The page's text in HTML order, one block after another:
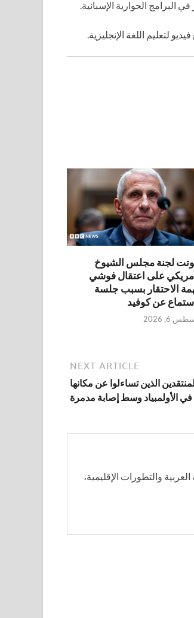
لتعليم اللغة الإنجليزية.
لجنة مجلس الشيوخ
على اعتقال فوشي
الاحتقار بسبب جلسة
عن كوفيد
6, 2026
NEXT ARTICLE
الذين تساءلوا عن مكانها
في الأولمبياد وسط إصابة مدمرة
والتطورات الإقليمية،